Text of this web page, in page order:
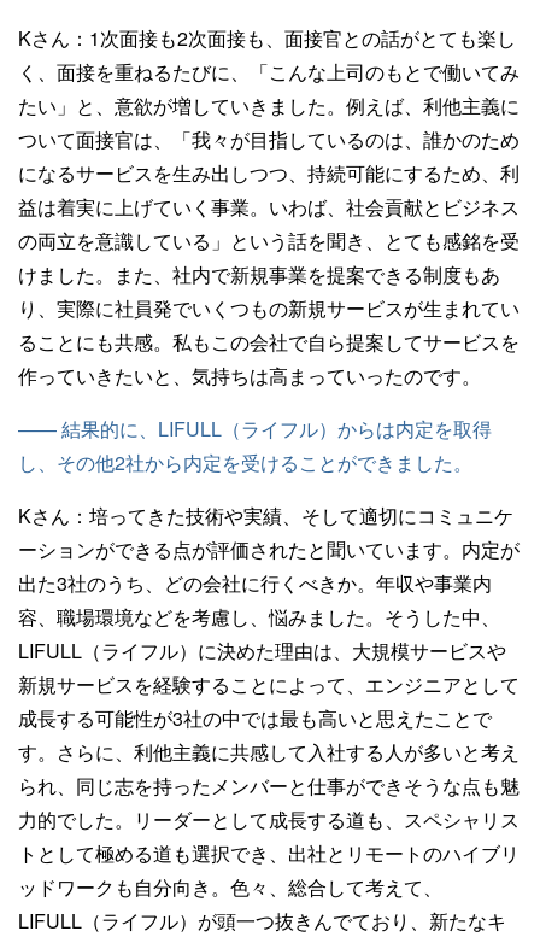
Kさん： 1次面接も2次面接も、面接官との話がとても楽し
く、面接を重ねるたびに、「こんな上司のもとで働いてみ
たい」と、意欲が増していきました。例えば、利他主義に
ついて面接官は、「我々が目指しているのは、誰かのため
になるサービスを生み出しつつ、持続可能にするため、利
益は着実に上げていく事業。いわば、社会貢献とビジネス
の両立を意識している」という話を聞き、とても感銘を受
けました。また、社内で新規事業を提案できる制度もあ
り、実際に社員発でいくつもの新規サービスが生まれてい
ることにも共感。私もこの会社で自ら提案してサービスを
作っていきたいと、気持ちは高まっていったのです。
—— 結果的に、LIFULL（ライフル）からは内定を取得
し、その他2社から内定を受けることができました。
Kさん： 培ってきた技術や実績、そして適切にコミュニケ
ーションができる点が評価されたと聞いています。内定が
出た3社のうち、どの会社に行くべきか。年収や事業内
容、職場環境などを考慮し、悩みました。そうした中、
LIFULL（ライフル）に決めた理由は、大規模サービスや
新規サービスを経験することによって、エンジニアとして
成長する可能性が3社の中では最も高いと思えたことで
す。さらに、利他主義に共感して入社する人が多いと考え
られ、同じ志を持ったメンバーと仕事ができそうな点も魅
力的でした。リーダーとして成長する道も、スペシャリス
トとして極める道も選択でき、出社とリモートのハイブリ
ッドワークも自分向き。色々、総合して考えて、
LIFULL（ライフル）が頭一つ抜きんでており、新たなキ